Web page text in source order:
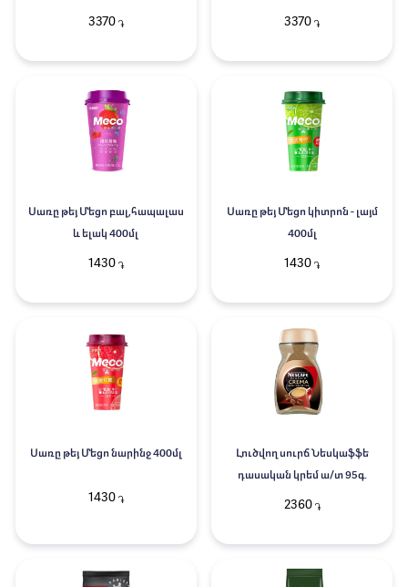
3370֏
85գ
3370 ֏
Սառը թեյ Մեցո բալ,հապալաս
և ելակ 400մլ
1430֏
Սառը թեյ Մեցո կիտրոն - լայմ
400մլ
1430 ֏
Սառը թեյ Մեցո նարինջ 400մլ
1430֏
Լուծվող սուրճ Նեսկաֆֆե
դասական կրեմ ա/տ 95գ.
2360֏